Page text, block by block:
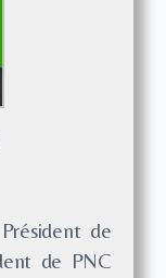
de
de PNC